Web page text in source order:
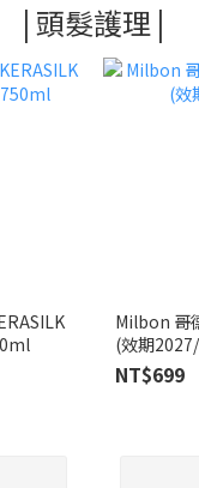
| 頭髮護理 |
Milbon 哥
(效期
NT$699